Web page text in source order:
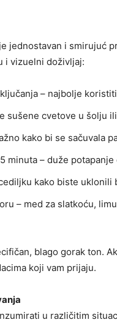
jednostavan i smirujuć
i vizuelni doživljaj:
– najbolje
sušene cvetove u šolju
kako bi se sačuvala
minuta – duže
kako biste uklonili
– med za slatkoću,
blago gorak ton.
koji vam prijaju.
u različitim